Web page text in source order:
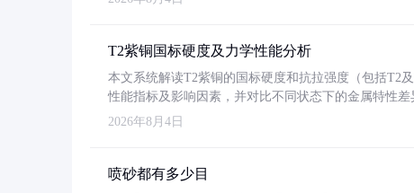
T2紫铜国标硬度及力学性能分析
本文系统解读T2紫铜的国标硬度和抗拉强度（包括T2
性能指标及影响因素，并对比不同状态下的金属特性差
2026年8月4日
喷砂都有多少目